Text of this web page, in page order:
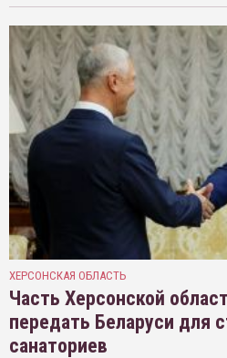
ХЕРСОНСКАЯ ОБЛАСТЬ
Часть Херсонской
передать Беларуси для
санаториев